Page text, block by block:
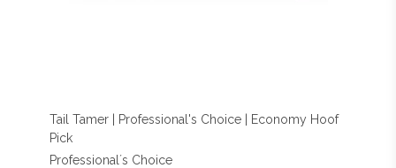
Tail Tamer | Professional's Choice | Economy Hoof
Pick
Professional´s Choice